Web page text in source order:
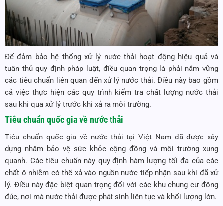
Để đảm bảo hệ thống xử lý nước thải hoạt động hiệu quả và
tuân thủ quy định pháp luật, điều quan trọng là phải nắm vững
các tiêu chuẩn liên quan đến xử lý nước thải. Điều này bao gồm
cả việc thực hiện các quy trình kiểm tra chất lượng nước thải
sau khi qua xử lý trước khi xả ra môi trường.
Tiêu chuẩn quốc gia về nước thải
Tiêu chuẩn quốc gia về nước thải tại Việt Nam đã được xây
dựng nhằm bảo vệ sức khỏe cộng đồng và môi trường xung
quanh. Các tiêu chuẩn này quy định hàm lượng tối đa của các
chất ô nhiễm có thể xả vào nguồn nước tiếp nhận sau khi đã xử
lý. Điều này đặc biệt quan trọng đối với các khu chung cư đông
đúc, nơi mà nước thải được phát sinh liên tục và khối lượng lớn.